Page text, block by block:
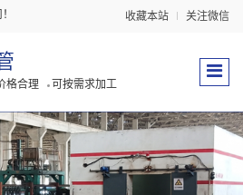
收藏本站 关注微信
格合理 可按需求加工